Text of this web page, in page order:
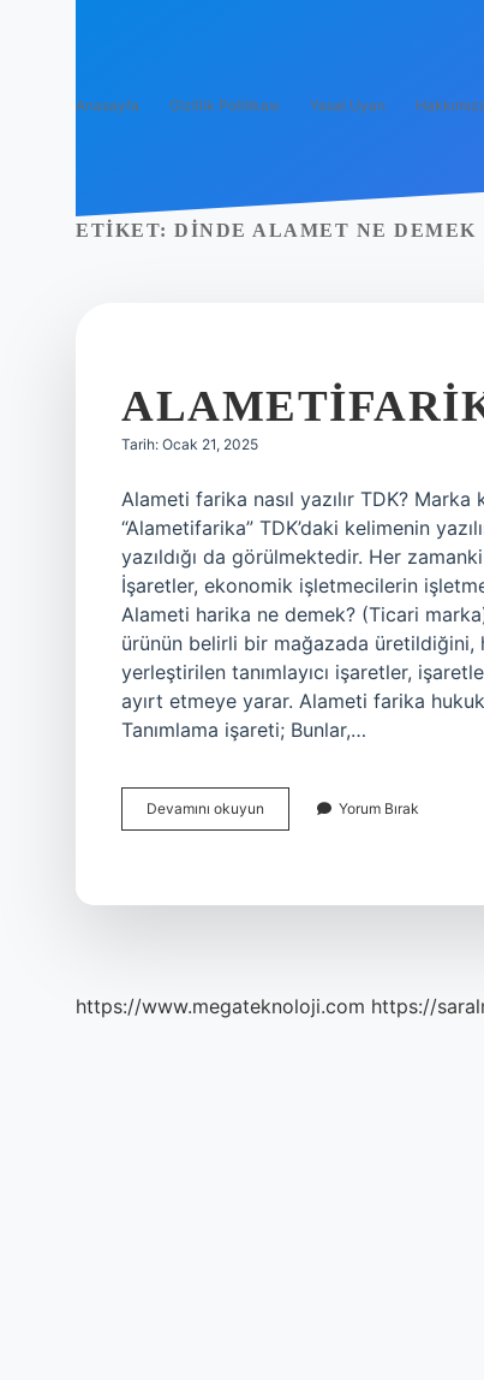
Anasayfa Gizlilik Politikası Yasal Uyarı
ETIKET: DINDE ALAMET NE DEMEK
Tarih: Ocak 21, 2025
Alameti farika nasıl yazılır TDK?
“Alametifarika” TDK’daki kelimenin
yazıldığı da görülmektedir. Her
İşaretler, ekonomik işletmecilerin
Alameti harika ne demek? (Ticari
ürünün belirli bir mağazada üretildiğini,
yerleştirilen tanımlayıcı işaretler,
ayırt etmeye yarar. Alameti farika
Tanımlama işareti; Bunlar,…
Devamını okuyun Alametifarika
Nasil
Yorum Bırak
https://www.megateknoloji.com https://